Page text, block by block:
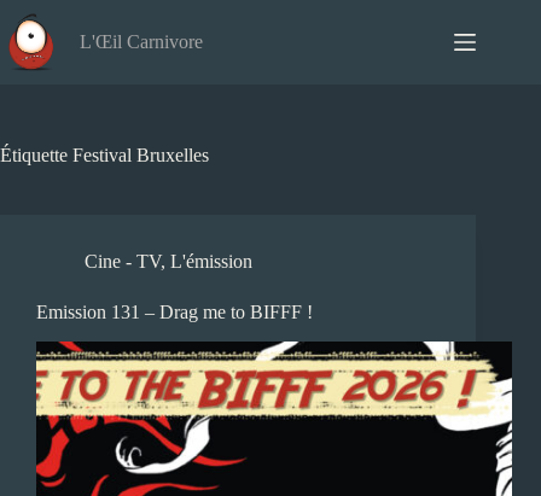
au
contenu
L'Œil Carnivore
Étiquette Festival Bruxelles
Cine - TV, L'émission
Emission 131 – Drag me to BIFFF !